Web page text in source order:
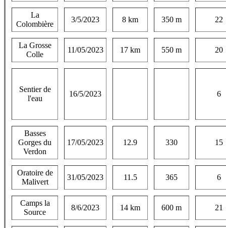
La
Colombière
3/5/2023 8 km 350 m 22
La Grosse
Colle
11/05/2023 17 km 550 m 20
Sentier de
l'eau
16/5/2023 6
Basses
Gorges du
Verdon
17/05/2023 12.9 330 15
Oratoire de
Malivert
31/05/2023 11.5 365 6
Camps la
Source
8/6/2023 14 km 600 m 21